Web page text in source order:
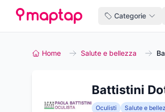
Categorie
Home Salute e bellezza
Battistini
Oculisti Salute e